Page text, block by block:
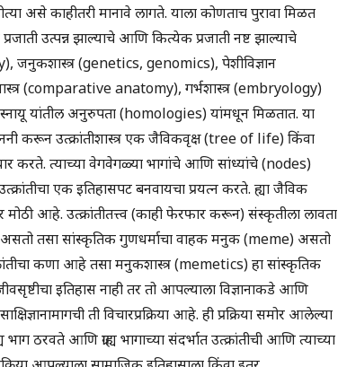
असे काहीतरी मानावे लागते. याला कोणताच पुरावा मिळत
उत्पन्न झाल्याचे आणि कित्येक प्रजाती नष्ट झाल्याचे
जनुकशास्त्र (genetics, genomics), पेशीविज्ञान
(comparative anatomy), गर्भशास्त्र (embryology)
यांतील अनुरुपता (homologies) यांमधून मिळतात. या
करून उत्क्रांतीशास्त्र एक जैविकवृक्ष (tree of life) किंवा
त्याच्या वेगवेगळ्या भागांचे आणि सांध्यांचे (nodes)
एक इतिहासपट बनवायचा प्रयत्न करते. ह्या जैविक
मोठी आहे. उत्क्रांतीतत्त्व (काही फेरफार करून) संस्कृतीला लावता
तसा सांस्कृतिक गुणधर्माचा वाहक मनुक (meme) असतो
कणा आहे तसा मनुकशास्त्र (memetics) हा सांस्कृतिक
इतिहास नाही तर तो आपल्याला विज्ञानाकडे आणि
ती विचारप्रक्रिया आहे. ही प्रक्रिया समोर आलेल्या
भाग ठरवते आणि ग्राह्य भागाच्या संदर्भात उत्क्रांतीची आणि त्याच्या